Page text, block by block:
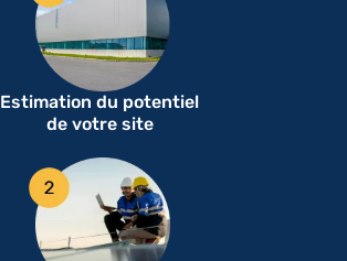
Estimation du potentiel
de votre site